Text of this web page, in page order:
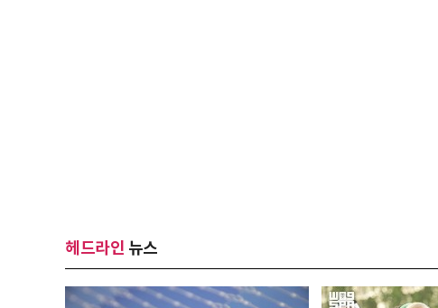
헤드라인 뉴스